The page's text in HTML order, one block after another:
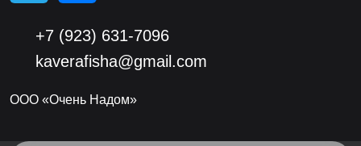
+7 (923) 631-7096
kaverafisha@gmail.com
ООО «Очень Надом»